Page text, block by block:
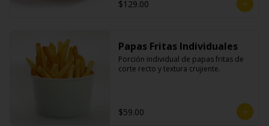
$129.00
Papas Fritas Individuales
Porción individual de papas fritas de
corte recto y textura crujiente.
$59.00